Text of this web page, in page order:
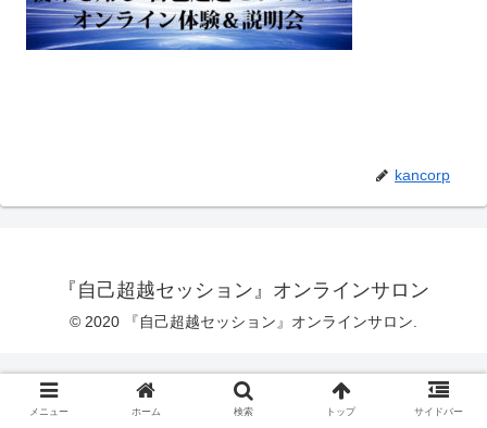
kancorp
『自己超越セッション』オンラインサロン
© 2020 『自己超越セッション』オンラインサロン.
メニュー ホーム 検索 トップ サイドバー